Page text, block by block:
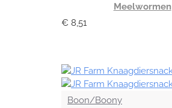
Meelwormen
€ 8,51
Boon/Boony